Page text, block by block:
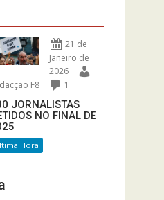
21 de
Janeiro de
2026
F8
1
JORNALISTAS
NO FINAL DE
Hora